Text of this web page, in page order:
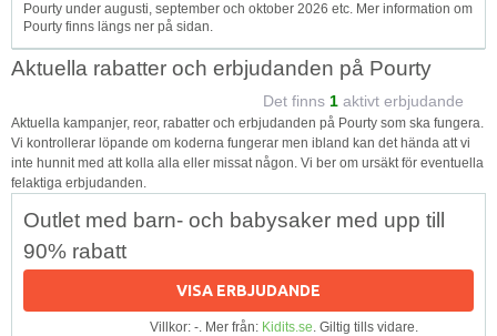
Pourty under augusti, september och oktober 2026 etc. Mer information om
Pourty finns längs ner på sidan.
Aktuella rabatter och erbjudanden på Pourty
Det finns 1 aktivt erbjudande
Aktuella kampanjer, reor, rabatter och erbjudanden på Pourty som ska fungera.
Vi kontrollerar löpande om koderna fungerar men ibland kan det hända att vi
inte hunnit med att kolla alla eller missat någon. Vi ber om ursäkt för eventuella
felaktiga erbjudanden.
Outlet med barn- och babysaker med upp till
90% rabatt
VISA ERBJUDANDE
Villkor: -. Mer från: Kidits.se. Giltig tills vidare.